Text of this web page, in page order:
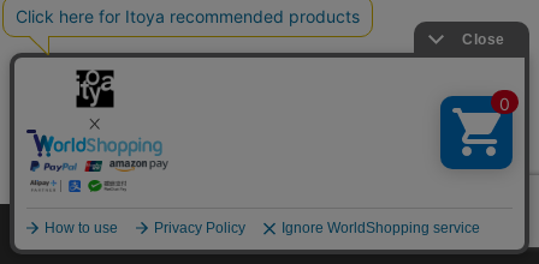
Copyright©伊東屋 All Rights Reserved.